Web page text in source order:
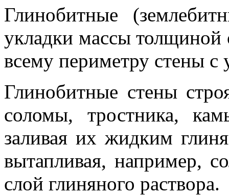
Глинобитные
укладки массы
всему периметру стены с
Глинобитные стены
соломы, тростника,
заливая их жидким
вытапливая, например,
слой глиняного раствора.